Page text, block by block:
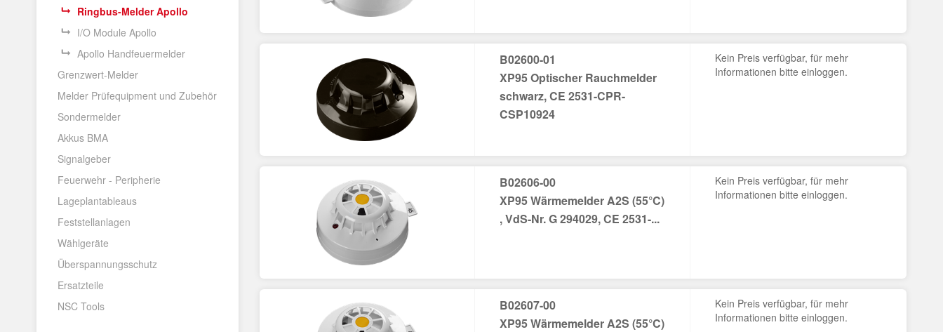
Ringbus-Melder Apollo
I/O Module Apollo
Apollo Handfeuermelder
Grenzwert-Melder
Melder Prüfequipment und Zubehör
Sondermelder
Akkus BMA
Signalgeber
Feuerwehr - Peripherie
Lageplantableaus
Feststellanlagen
Wählgeräte
Überspannungsschutz
Ersatzteile
NSC Tools
B02600-01
XP95 Optischer Rauchmelder
schwarz, CE 2531-CPR-
CSP10924
Kein Preis verfügbar, für mehr
Informationen bitte einloggen.
B02606-00
XP95 Wärmemelder A2S (55°C)
, VdS-Nr. G 294029, CE 2531-...
Kein Preis verfügbar, für mehr
Informationen bitte einloggen.
B02607-00
XP95 Wärmemelder A2S (55°C)
Kein Preis verfügbar, für mehr
Informationen bitte einloggen.